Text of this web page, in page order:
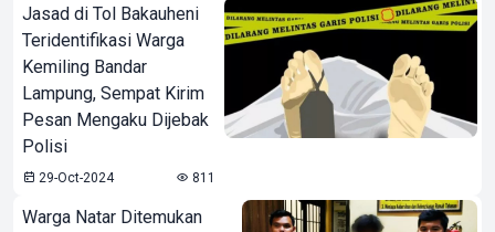
Jasad di Tol Bakauheni
Teridentifikasi Warga
Kemiling Bandar
Lampung, Sempat Kirim
Pesan Mengaku Dijebak
Polisi
29-Oct-2024 811
Warga Natar Ditemukan